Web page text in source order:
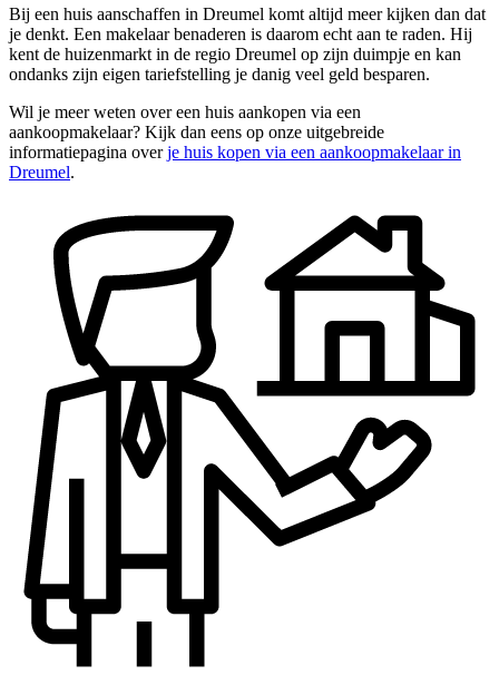
Bij een huis aanschaffen in Dreumel komt altijd meer kijken dan dat
je denkt. Een makelaar benaderen is daarom echt aan te raden. Hij
kent de huizenmarkt in de regio Dreumel op zijn duimpje en kan
ondanks zijn eigen tariefstelling je danig veel geld besparen.
Wil je meer weten over een huis aankopen via een
aankoopmakelaar? Kijk dan eens op onze uitgebreide
informatiepagina overje huis kopen via een aankoopmakelaar in
Dreumel.